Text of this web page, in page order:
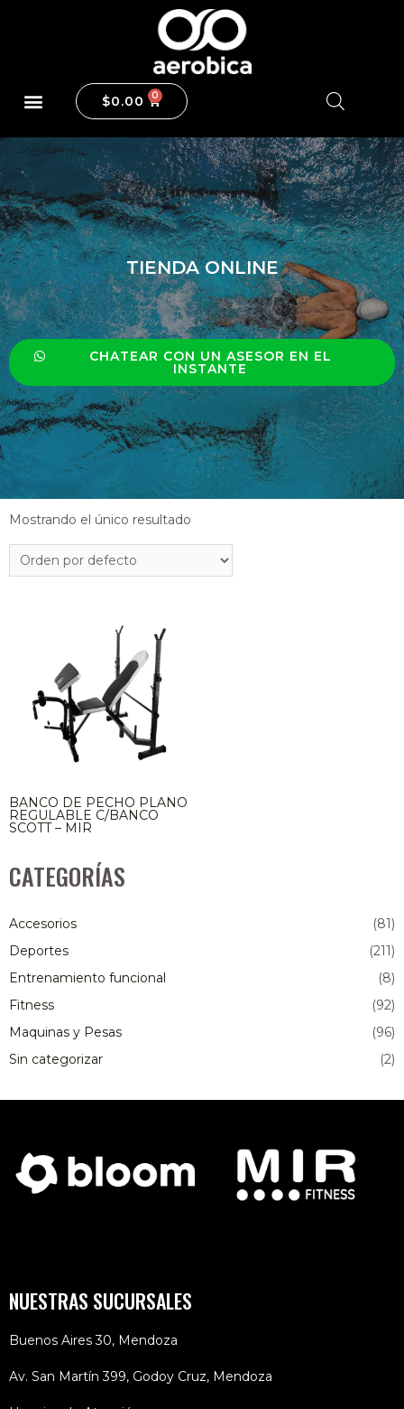
$0.00
TIENDA ONLINE
CHATEAR CON UN ASESOR EN EL
INSTANTE
CATEGORÍAS
Accesorios
(81)
Deportes
(211)
Entrenamiento funcional
(8)
Fitness
(92)
Maquinas y Pesas
(96)
Sin categorizar
(2)
Mostrando el único resultado
BANCO DE PECHO PLANO
REGULABLE C/BANCO
SCOTT – MIR
NUESTRAS SUCURSALES
Buenos Aires 30, Mendoza
Av. San Martín 399, Godoy Cruz, Mendoza